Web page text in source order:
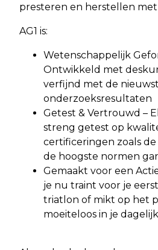
presteren en herstellen
AG1 is:
Wetenschappelijk
Ontwikkeld met
verfijnd met de
onderzoeksresultaten
Getest & Vertrouwd –
streng getest op
certificeringen zoals
de hoogste normen
Gemaakt voor een
je nu traint voor je
triatlon of mikt op het
moeiteloos in je